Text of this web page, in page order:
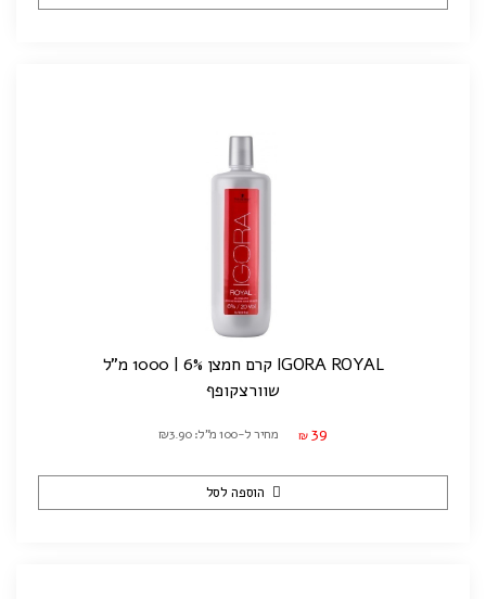
IGORA ROYAL קרם חמצן 6% | 1000 מ"ל
שוורצקופף
₪ 39 מחיר ל-100 מ"ל: ₪3.90
הוספה לסל